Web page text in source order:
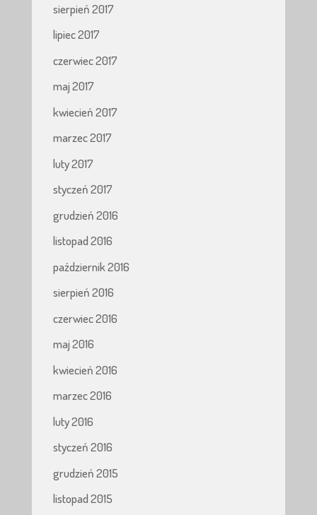
sierpień 2017
lipiec 2017
czerwiec 2017
maj 2017
kwiecień 2017
marzec 2017
luty 2017
styczeń 2017
grudzień 2016
listopad 2016
październik 2016
sierpień 2016
czerwiec 2016
maj 2016
kwiecień 2016
marzec 2016
luty 2016
styczeń 2016
grudzień 2015
listopad 2015